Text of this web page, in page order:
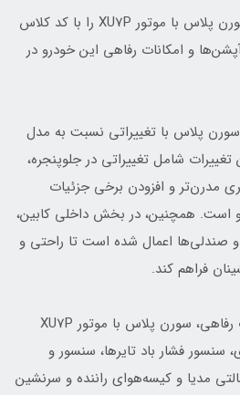
در حال حاضر ایران خودرو سورن پلاس با موتور XU7P را با کد کلاس
و آپشن‌ها و امکانات رفاهی این خودرو در
پلاس با تغییراتی نسبت به مدل
شامل تغییراتی در جلوپنجره،
مدرن‌تر و افزودن برخی جزئیات
است. همچنین، در بخش داخلی کابین،
و صندلی‌ها اعمال شده است تا راحتی و
فراهم کند.
در بخش تجهیزات و امکانات رفاهی، سورن پلاس با موتور XU7P
سنسور فشار باد تایرها، سنسور و
مدیا و کیسه‌هوای راننده و سرنشین